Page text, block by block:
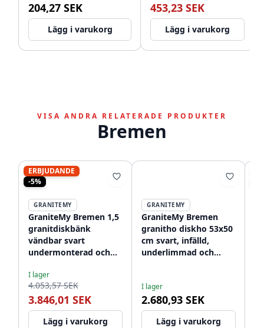
204,27 SEK
Lägg i varukorg
453,23 SEK
Lägg i varukorg
VISA ANDRA RELATERADE PRODUKTER
Bremen
ERBJUDANDE
-5%
GRANITEMY
GraniteMy Bremen 1,5
granitdiskbänk
vändbar svart
undermonterad och
1208952250
I lager
4.053,57 SEK
3.846,01 SEK
Lägg i varukorg
GRANITEMY
GraniteMy Bremen
granitho diskho 53x50
cm svart, infälld,
underlimmad och
I lager
2.680,93 SEK
Lägg i varukorg